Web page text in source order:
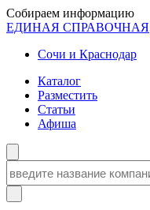
Собираем информацию
ЕДИНАЯ СПРАВОЧНАЯ
Сочи и Краснодар
Каталог
Разместить
Статьи
Афиша